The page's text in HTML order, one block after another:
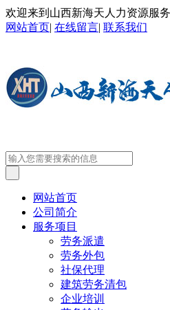
欢迎来到山西新海天人力资源服
网站首页| 在线留言| 联系我们
网站首页
公司简介
服务项目
劳务派遣
劳务外包
社保代理
建筑劳务清包
企业培训